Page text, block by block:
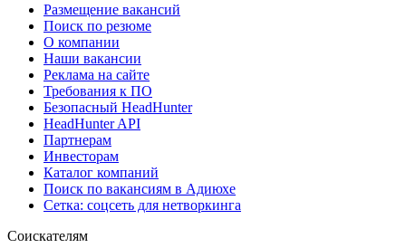
Размещение вакансий
Поиск по резюме
О компании
Наши вакансии
Реклама на сайте
Требования к ПО
Безопасный HeadHunter
HeadHunter API
Партнерам
Инвесторам
Каталог компаний
Поиск по вакансиям в Адиюхе
Сетка: соцсеть для нетворкинга
Соискателям